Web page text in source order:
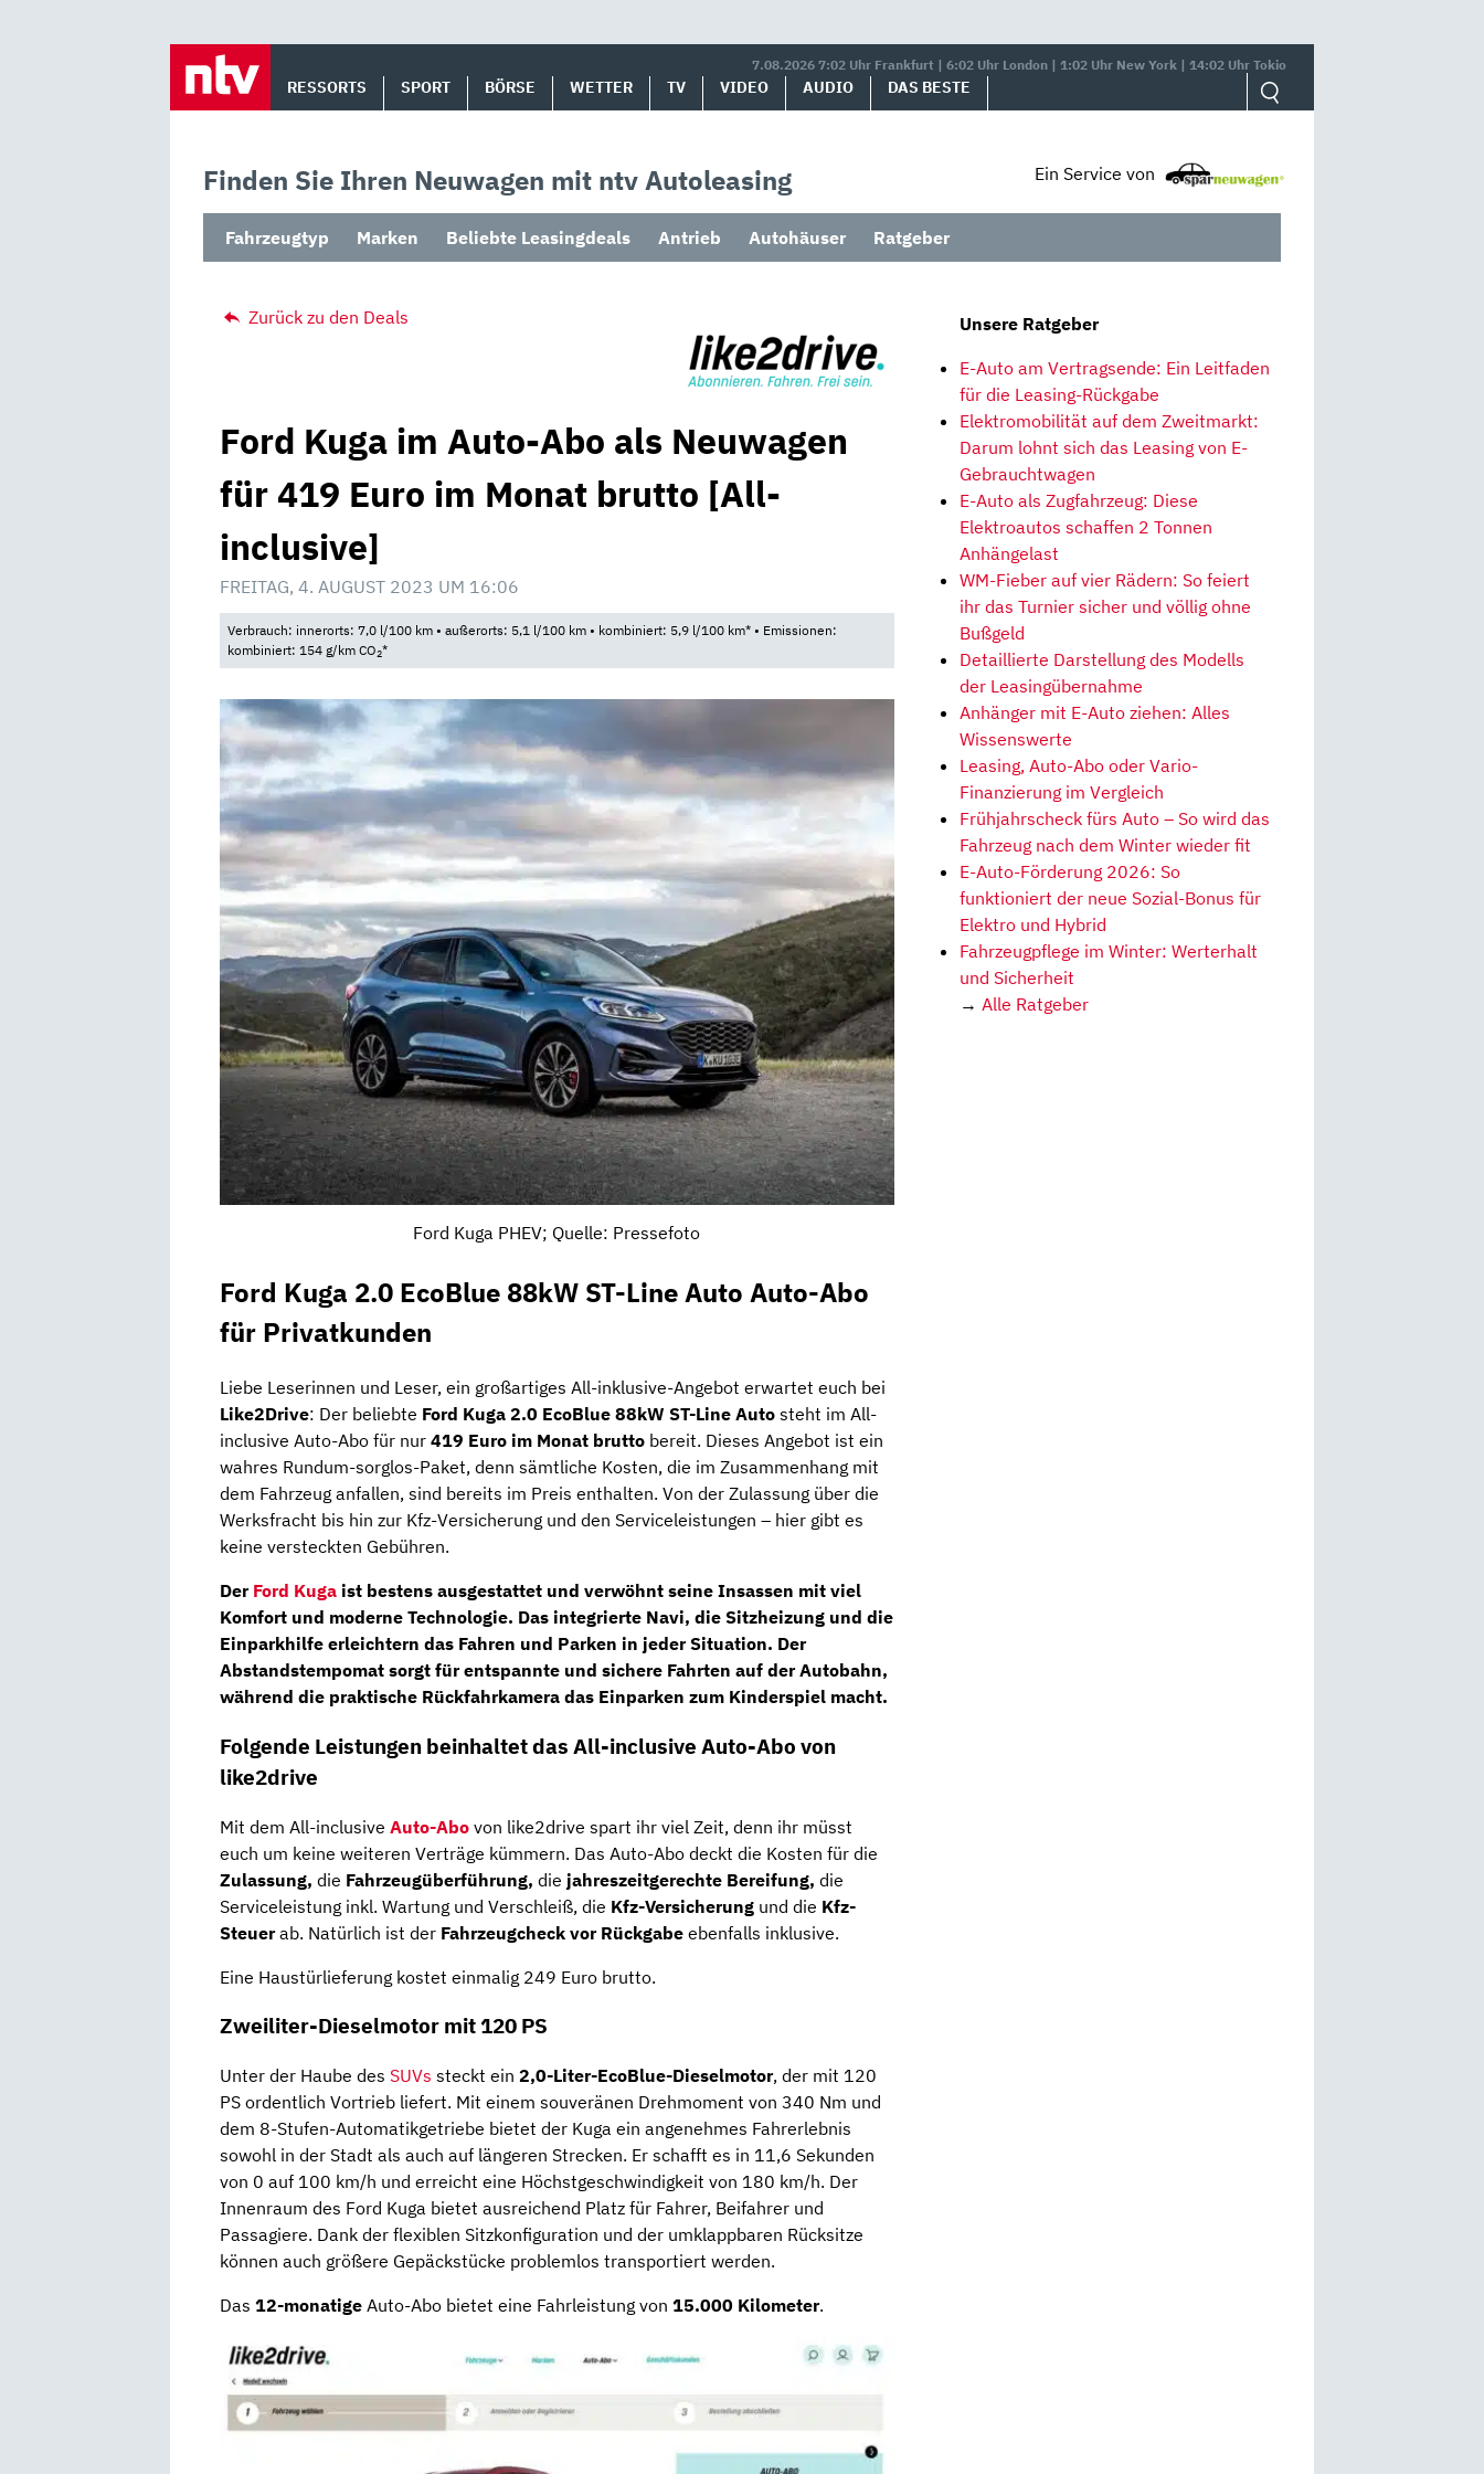
7.08.2026 7:02 Uhr Frankfurt | 6:02 Uhr London | 1:02 Uhr New York | 14:02 Uhr Tokio
RESSORTS SPORT BÖRSE WETTER TV VIDEO AUDIO DAS BESTE
Finden Sie Ihren Neuwagen mit ntv Autoleasing Ein Service von
Fahrzeugtyp Marken Beliebte Leasingdeals Antrieb Autohäuser Ratgeber
Zurück zu den Deals
Ford Kuga im Auto-Abo als Neuwagen
für 419 Euro im Monat brutto [All-
inclusive]
FREITAG, 4. AUGUST 2023 UM 16:06
Verbrauch: innerorts: 7,0 l/100 km • außerorts: 5,1 l/100 km • kombiniert: 5,9 l/100 km* • Emissionen:
kombiniert: 154 g/km CO2*
Ford Kuga PHEV; Quelle: Pressefoto
Ford Kuga 2.0 EcoBlue 88kW ST-Line Auto Auto-Abo
für Privatkunden
Liebe Leserinnen und Leser, ein großartiges All-inklusive-Angebot erwartet euch bei
Like2Drive: Der beliebte Ford Kuga 2.0 EcoBlue 88kW ST-Line Auto steht im All-
inclusive Auto-Abo für nur 419 Euro im Monat brutto bereit. Dieses Angebot ist ein
wahres Rundum-sorglos-Paket, denn sämtliche Kosten, die im Zusammenhang mit
dem Fahrzeug anfallen, sind bereits im Preis enthalten. Von der Zulassung über die
Werksfracht bis hin zur Kfz-Versicherung und den Serviceleistungen – hier gibt es
keine versteckten Gebühren.
Der Ford Kuga ist bestens ausgestattet und verwöhnt seine Insassen mit viel
Komfort und moderne Technologie. Das integrierte Navi, die Sitzheizung und die
Einparkhilfe erleichtern das Fahren und Parken in jeder Situation. Der
Abstandstempomat sorgt für entspannte und sichere Fahrten auf der Autobahn,
während die praktische Rückfahrkamera das Einparken zum Kinderspiel macht.
Folgende Leistungen beinhaltet das All-inclusive Auto-Abo von
like2drive
Mit dem All-inclusive Auto-Abo von like2drive spart ihr viel Zeit, denn ihr müsst
euch um keine weiteren Verträge kümmern. Das Auto-Abo deckt die Kosten für die
Zulassung, die Fahrzeugüberführung, die jahreszeitgerechte Bereifung, die
Serviceleistung inkl. Wartung und Verschleiß, die Kfz-Versicherung und die Kfz-
Steuerab. Natürlich ist der Fahrzeugcheck vor Rückgabe ebenfalls inklusive.
Eine Haustürlieferung kostet einmalig 249 Euro brutto.
Zweiliter-Dieselmotor mit 120 PS
Unter der Haube des SUVs steckt ein 2,0-Liter-EcoBlue-Dieselmotor, der mit 120
PS ordentlich Vortrieb liefert. Mit einem souveränen Drehmoment von 340 Nm und
dem 8-Stufen-Automatikgetriebe bietet der Kuga ein angenehmes Fahrerlebnis
sowohl in der Stadt als auch auf längeren Strecken. Er schafft es in 11,6 Sekunden
von 0 auf 100 km/h und erreicht eine Höchstgeschwindigkeit von 180 km/h. Der
Innenraum des Ford Kuga bietet ausreichend Platz für Fahrer, Beifahrer und
Passagiere. Dank der flexiblen Sitzkonfiguration und der umklappbaren Rücksitze
können auch größere Gepäckstücke problemlos transportiert werden.
Das 12-monatige Auto-Abo bietet eine Fahrleistung von 15.000 Kilometer.
Unsere Ratgeber
E-Auto am Vertragsende: Ein Leitfaden
für die Leasing-Rückgabe
Elektromobilität auf dem Zweitmarkt:
Darum lohnt sich das Leasing von E-
Gebrauchtwagen
E-Auto als Zugfahrzeug: Diese
Elektroautos schaffen 2 Tonnen
Anhängelast
WM-Fieber auf vier Rädern: So feiert
ihr das Turnier sicher und völlig ohne
Bußgeld
Detaillierte Darstellung des Modells
der Leasingübernahme
Anhänger mit E-Auto ziehen: Alles
Wissenswerte
Leasing, Auto-Abo oder Vario-
Finanzierung im Vergleich
Frühjahrscheck fürs Auto – So wird das
Fahrzeug nach dem Winter wieder fit
E-Auto-Förderung 2026: So
funktioniert der neue Sozial-Bonus für
Elektro und Hybrid
Fahrzeugpflege im Winter: Werterhalt
und Sicherheit
→ Alle Ratgeber